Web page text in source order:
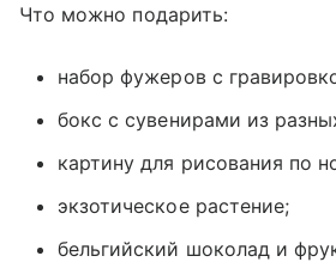
Что можно подарить:
набор фужеров с
бокс с сувенирами из
картину для рисования по
экзотическое растение;
бельгийский шоколад и